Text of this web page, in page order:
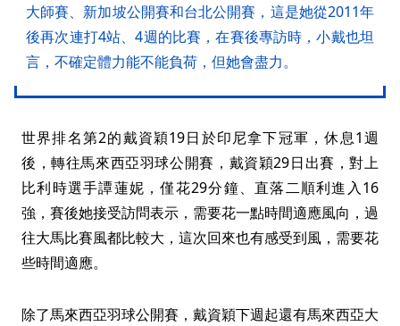
大師賽、新加坡公開賽和台北公開賽，這是她從2011年
後再次連打4站、4週的比賽，在賽後專訪時，小戴也坦
言，不確定體力能不能負荷，但她會盡力。
世界排名第2的戴資穎19日於印尼拿下冠軍，休息1週
後，轉往馬來西亞羽球公開賽，戴資穎29日出賽，對上
比利時選手譚蓮妮，僅花29分鐘、直落二順利進入16
強，賽後她接受訪問表示，需要花一點時間適應風向，過
往大馬比賽風都比較大，這次回來也有感受到風，需要花
些時間適應。
除了馬來西亞羽球公開賽，戴資穎下週起還有馬來西亞大